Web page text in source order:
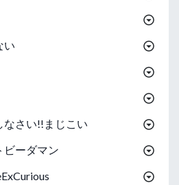
い
なさい!!まじこい
ビーダマン